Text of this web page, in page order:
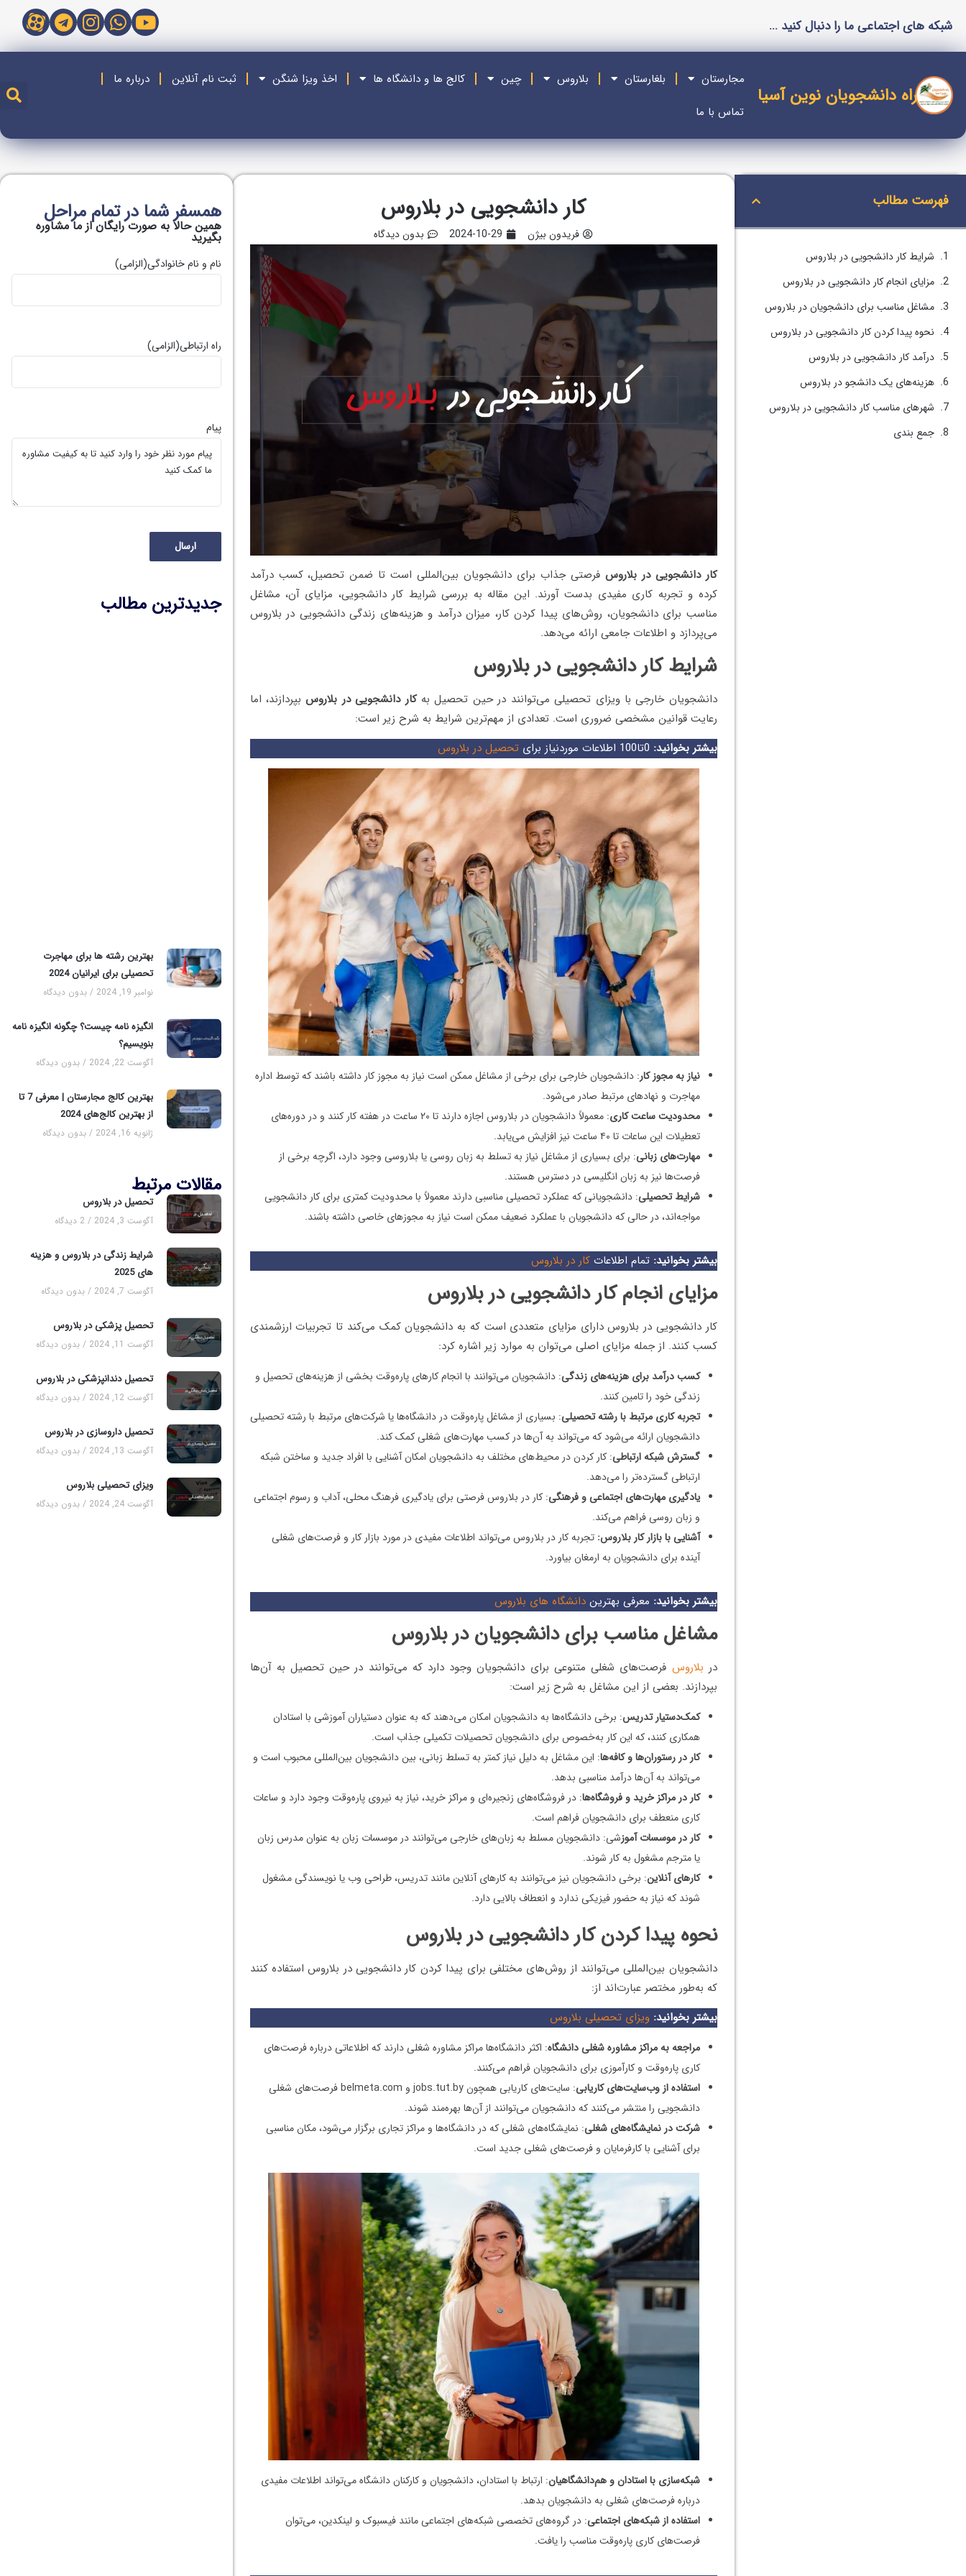
شبکه های اجتماعی ما را دنبال کنید ...
راه دانشجویان نوین آسیا
مجارستان بلغارستان بلاروس چین کالج ها و دانشگاه ها اخذ ویزا شنگن ثبت نام آنلاین
درباره ما
تماس با ما
فهرست مطالب
شرایط کار دانشجویی در بلاروس
مزایای انجام کار دانشجویی در بلاروس
مشاغل مناسب برای دانشجویان در بلاروس
نحوه پیدا کردن کار دانشجویی در بلاروس
درآمد کار دانشجویی در بلاروس
هزینه‌های یک دانشجو در بلاروس
شهرهای مناسب کار دانشجویی در بلاروس
جمع بندی
کار دانشجویی در بلاروس
فریدون بیژن 2024-10-29 بدون دیدگاه
کار دانشجویی در بلاروس فرصتی جذاب برای دانشجویان بین‌المللی است تا ضمن تحصیل، کسب درآمد
کرده و تجربه کاری مفیدی بدست آورند. این مقاله به بررسی شرایط کار دانشجویی، مزایای آن، مشاغل
مناسب برای دانشجویان، روش‌های پیدا کردن کار، میزان درآمد و هزینه‌های زندگی دانشجویی در بلاروس
می‌پردازد و اطلاعات جامعی ارائه می‌دهد.
شرایط کار دانشجویی در بلاروس
دانشجویان خارجی با ویزای تحصیلی می‌توانند در حین تحصیل بهکار دانشجویی در بلاروسبپردازند، اما
رعایت قوانین مشخصی ضروری است. تعدادی از مهم‌ترین شرایط به شرح زیر است:
بیشتر بخوانید:
تحصیل در بلاروس
نیاز به مجوز کار: دانشجویان خارجی برای برخی از مشاغل ممکن است نیاز به مجوز کار داشته باشند که توسط اداره
مهاجرت و نهادهای مرتبط صادر می‌شود.
محدودیت ساعت کاری
: معمولاً دانشجویان در بلاروس اجازه دارند تا ۲۰ ساعت در هفته کار کنند و در دوره‌های
تعطیلات این ساعات تا ۴۰ ساعت نیز افزایش می‌یابد.
مهارت‌های زبانی: برای بسیاری از مشاغل نیاز به تسلط به زبان روسی یا بلاروسی وجود دارد، اگرچه برخی از
فرصت‌ها نیز به زبان انگلیسی در دسترس هستند.
شرایط تحصیلی: دانشجویانی که عملکرد تحصیلی مناسبی دارند معمولاً با محدودیت کمتری برای کار دانشجویی
مواجه‌اند، در حالی که دانشجویان با عملکرد ضعیف ممکن است نیاز به مجوزهای خاصی داشته باشند.
بیشتر بخوانید: تمام اطلاعاتکار در بلاروس
مزایای انجام کار دانشجویی در بلاروس
کار دانشجویی در بلاروس دارای مزایای متعددی است که به دانشجویان کمک می‌کند تا تجربیات ارزشمندی
کسب کنند. از جمله مزایای اصلی می‌توان به موارد زیر اشاره کرد:
کسب درآمد برای هزینه‌های زندگی: دانشجویان می‌توانند با انجام کارهای پاره‌وقت بخشی از هزینه‌های تحصیل و
زندگی خود را تامین کنند.
تجربه کاری مرتبط با رشته تحصیلی: بسیاری از مشاغل پاره‌وقت در دانشگاه‌ها یا شرکت‌های مرتبط با رشته تحصیلی
دانشجویان ارائه می‌شود که می‌تواند به آن‌ها در کسب مهارت‌های شغلی کمک کند.
گسترش شبکه ارتباطی: کار کردن در محیط‌های مختلف به دانشجویان امکان آشنایی با افراد جدید و ساختن شبکه
ارتباطی گسترده‌تر را می‌دهد.
یادگیری مهارت‌های اجتماعی و فرهنگی: کار در بلاروس فرصتی برای یادگیری فرهنگ محلی، آداب و رسوم اجتماعی
و زبان روسی فراهم می‌کند.
آشنایی با بازار کار بلاروس: تجربه کار در بلاروس می‌تواند اطلاعات مفیدی در مورد بازار کار و فرصت‌های شغلی
آینده برای دانشجویان به ارمغان بیاورد.
بیشتر بخوانید: معرفی بهتریندانشگاه های بلاروس
مشاغل مناسب برای دانشجویان در بلاروس
در بلاروس فرصت‌های شغلی متنوعی برای دانشجویان وجود دارد که می‌توانند در حین تحصیل به آن‌ها
بپردازند. بعضی از این مشاغل به شرح زیر است:
کمک‌دستیار تدریس: برخی دانشگاه‌ها به دانشجویان امکان می‌دهند که به عنوان دستیاران آموزشی با استادان
همکاری کنند، که این کار به‌خصوص برای دانشجویان تحصیلات تکمیلی جذاب است.
کار در رستوران‌ها و کافه‌ها: این مشاغل به دلیل نیاز کمتر به تسلط زبانی، بین دانشجویان بین‌المللی محبوب است و
می‌تواند به آن‌ها درآمد مناسبی بدهد.
کار در مراکز خرید و فروشگاه‌ها: در فروشگاه‌های زنجیره‌ای و مراکز خرید، نیاز به نیروی پاره‌وقت وجود دارد و ساعات
کاری منعطف برای دانشجویان فراهم است.
کار در موسسات آموزشی: دانشجویان مسلط به زبان‌های خارجی می‌توانند در موسسات زبان به عنوان مدرس زبان
یا مترجم مشغول به کار شوند.
کارهای آنلاین: برخی دانشجویان نیز می‌توانند به کارهای آنلاین مانند تدریس، طراحی وب یا نویسندگی مشغول
شوند که نیاز به حضور فیزیکی ندارد و انعطاف بالایی دارد.
نحوه پیدا کردن کار دانشجویی در بلاروس
دانشجویان بین‌المللی می‌توانند از روش‌های مختلفی برای پیدا کردن کار دانشجویی در بلاروس استفاده کنند
که به‌طور مختصر عبارت‌اند از:
بیشتر بخوانید:ویزای تحصیلی بلاروس
مراجعه به مراکز مشاوره شغلی دانشگاه: اکثر دانشگاه‌ها مراکز مشاوره شغلی دارند که اطلاعاتی درباره فرصت‌های
کاری پاره‌وقت و کارآموزی برای دانشجویان فراهم می‌کنند.
استفاده از وب‌سایت‌های کاریابی
: سایت‌های کاریابی همچون jobs.tut.by و belmeta.com فرصت‌های شغلی
دانشجویی را منتشر می‌کنند که دانشجویان می‌توانند از آن‌ها بهره‌مند شوند.
شرکت در نمایشگاه‌های شغلی: نمایشگاه‌های شغلی که در دانشگاه‌ها و مراکز تجاری برگزار می‌شود، مکان مناسبی
برای آشنایی با کارفرمایان و فرصت‌های شغلی جدید است.
شبکه‌سازی با استادان و هم‌دانشگاهیان: ارتباط با استادان، دانشجویان و کارکنان دانشگاه می‌تواند اطلاعات مفیدی
درباره فرصت‌های شغلی به دانشجویان بدهد.
استفاده از شبکه‌های اجتماعی: در گروه‌های تخصصی شبکه‌های اجتماعی مانند فیسبوک و لینکدین، می‌توان
فرصت‌های کاری پاره‌وقت مناسب را یافت.
همسفر شما در تمام مراحل
همین حالا به صورت رایگان از ما مشاوره
بگیريد
نام و نام خانوادگی(الزامی)
راه ارتباطی(الزامی)
پیام
جدیدترین مطالب
بهترین رشته ها برای مهاجرت
تحصیلی برای ایرانیان 2024
نوامبر 19, 2024 بدون دیدگاه
انگیزه نامه چیست؟ چگونه انگیزه نامه
بنویسیم؟
آگوست 22, 2024 بدون دیدگاه
بهترین کالج مجارستان | معرفی 7 تا
از بهترین کالج‌های 2024
ژانویه 16, 2024 بدون دیدگاه
مقالات مرتبط
تحصیل در بلاروس
آگوست 3, 2024 2 دیدگاه
شرایط زندگی در بلاروس و هزینه
های 2025
آگوست 7, 2024 بدون دیدگاه
تحصیل پزشکی در بلاروس
آگوست 11, 2024 بدون دیدگاه
تحصیل دندانپزشکی در بلاروس
آگوست 12, 2024 بدون دیدگاه
تحصیل داروسازی در بلاروس
آگوست 13, 2024 بدون دیدگاه
ویزای تحصیلی بلاروس
آگوست 24, 2024 بدون دیدگاه